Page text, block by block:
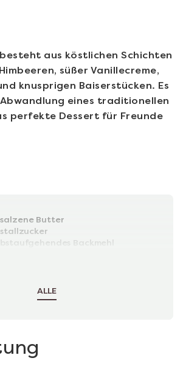
aus köstlichen Schichten
süßer Vanillecreme,
knusprigen Baiserstücken. Es
eines traditionellen
perfekte Dessert für Freunde
Butter
Backmehl
ALLE